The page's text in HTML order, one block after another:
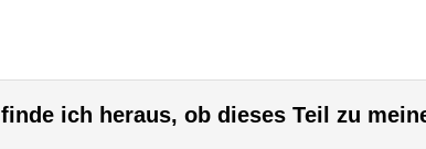
ich heraus, ob dieses Teil zu